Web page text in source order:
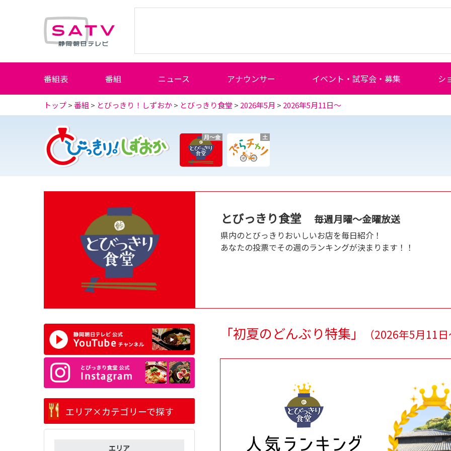
番組表 番組 ニュース アナウンサー イベント・試写会・募集 シ
トップ>番組 > とびっきり！しずおか> とびっきり食堂 > 2026年5月 > 2026年5月11日～
月～金 土
とびっきり食堂 毎週月曜～金曜放送
県内のとびっきりおいしいお店を毎日紹介！
あなたの投票でその週のランキングが決まります！！
「初夏のどんぶり特集」 （2026年5月11
エリア×カテゴリーで探す
エリア